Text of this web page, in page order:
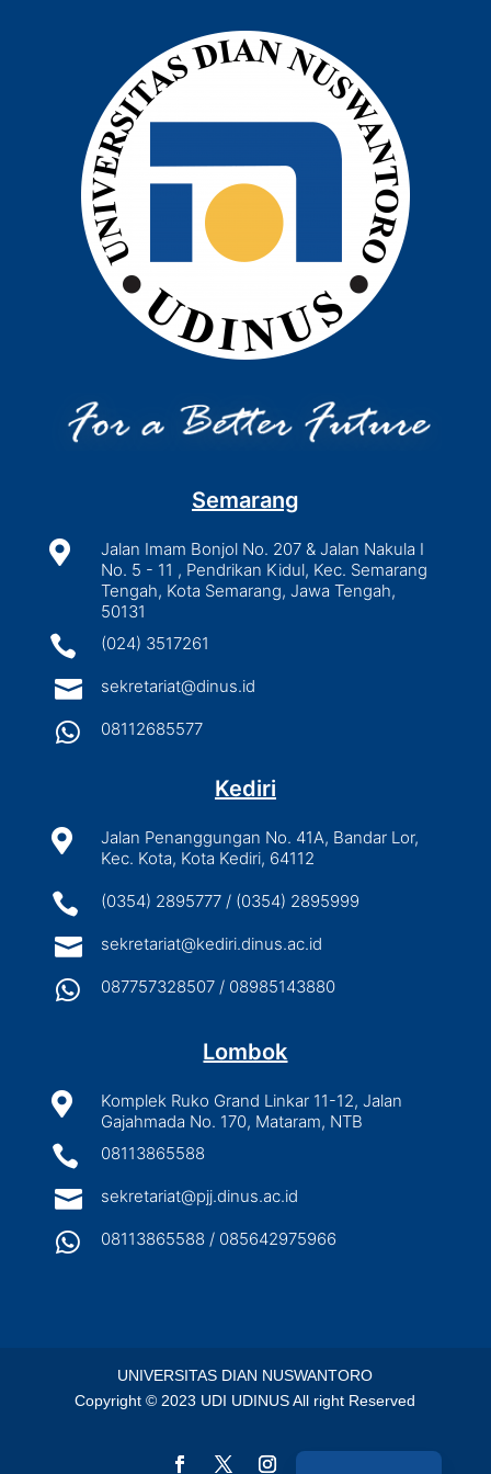
Semarang

Jalan Imam Bonjol No. 207 & Jalan Nakula I
No. 5 - 11 , Pendrikan Kidul, Kec. Semarang
Tengah, Kota Semarang, Jawa Tengah,
50131
 (024) 3517261
 sekretariat@dinus.id
 08112685577
Kediri

Jalan Penanggungan No. 41A, Bandar Lor,
Kec. Kota, Kota Kediri, 64112
 (0354) 2895777 / (0354) 2895999
 sekretariat@kediri.dinus.ac.id
 087757328507 / 08985143880
Lombok

Komplek Ruko Grand Linkar 11-12, Jalan
Gajahmada No. 170, Mataram, NTB
 08113865588
 sekretariat@pjj.dinus.ac.id
 08113865588 / 085642975966
UNIVERSITAS DIAN NUSWANTORO
Copyright © 2023 UDI UDINUS All right Reserved